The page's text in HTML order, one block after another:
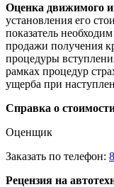
Оценка движимого
установления его
показатель
продажи получения
процедуры
рамках процедур
ущерба при
Справка о
Оценщик
Заказать по телефон:
Рецензия на